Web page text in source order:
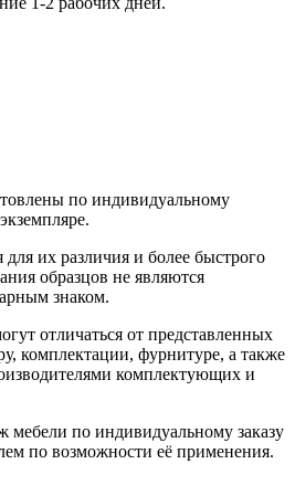
по индивидуальному
их различия и более быстрого
образцов не являются
знаком.
отличаться от представленных
комплектации, фурнитуре, а также
комплектующих и
мебели по индивидуальному заказу
по возможности её применения.